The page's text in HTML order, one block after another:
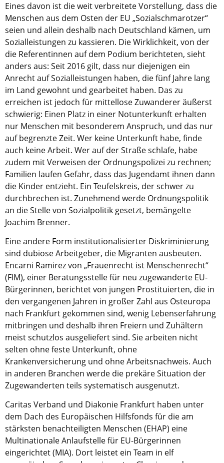
Eines davon ist die weit verbreitete Vorstellung, dass die
Menschen aus dem Osten der EU „Sozialschmarotzer“
seien und allein deshalb nach Deutschland kämen, um
Sozialleistungen zu kassieren. Die Wirklichkeit, von der
die Referentinnen auf dem Podium berichteten, sieht
anders aus: Seit 2016 gilt, dass nur diejenigen ein
Anrecht auf Sozialleistungen haben, die fünf Jahre lang
im Land gewohnt und gearbeitet haben. Das zu
erreichen ist jedoch für mittellose Zuwanderer äußerst
schwierig: Einen Platz in einer Notunterkunft erhalten
nur Menschen mit besonderem Anspruch, und das nur
auf begrenzte Zeit. Wer keine Unterkunft habe, finde
auch keine Arbeit. Wer auf der Straße schlafe, habe
zudem mit Verweisen der Ordnungspolizei zu rechnen;
Familien laufen Gefahr, dass das Jugendamt ihnen dann
die Kinder entzieht. Ein Teufelskreis, der schwer zu
durchbrechen ist. Zunehmend werde Ordnungspolitik
an die Stelle von Sozialpolitik gesetzt, bemängelte
Joachim Brenner.
Eine andere Form institutionalisierter Diskriminierung
sind dubiose Arbeitgeber, die Migranten ausbeuten.
Encarni Ramirez von „Frauenrecht ist Menschenrecht“
(FIM), einer Beratungsstelle für neu zugewanderte EU-
Bürgerinnen, berichtet von jungen Prostituierten, die in
den vergangenen Jahren in großer Zahl aus Osteuropa
nach Frankfurt gekommen sind, wenig Lebenserfahrung
mitbringen und deshalb ihren Freiern und Zuhältern
meist schutzlos ausgeliefert sind. Sie arbeiten nicht
selten ohne feste Unterkunft, ohne
Krankenversicherung und ohne Arbeitsnachweis. Auch
in anderen Branchen werde die prekäre Situation der
Zugewanderten teils systematisch ausgenutzt.
Caritas Verband und Diakonie Frankfurt haben unter
dem Dach des Europäischen Hilfsfonds für die am
stärksten benachteiligten Menschen (EHAP) eine
Multinationale Anlaufstelle für EU-Bürgerinnen
eingerichtet (MIA). Dort leistet ein Team in elf